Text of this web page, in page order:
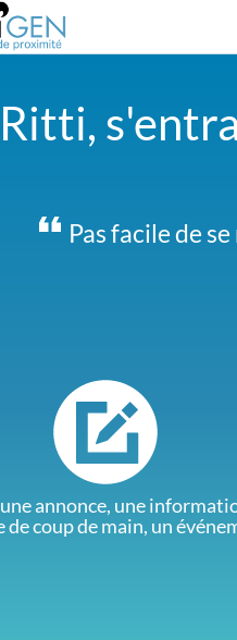
Pas facile de
annonce, une
de coup de main, un